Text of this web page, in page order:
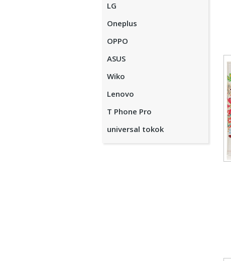
LG
Oneplus
OPPO
ASUS
Wiko
Lenovo
T Phone Pro
universal tokok